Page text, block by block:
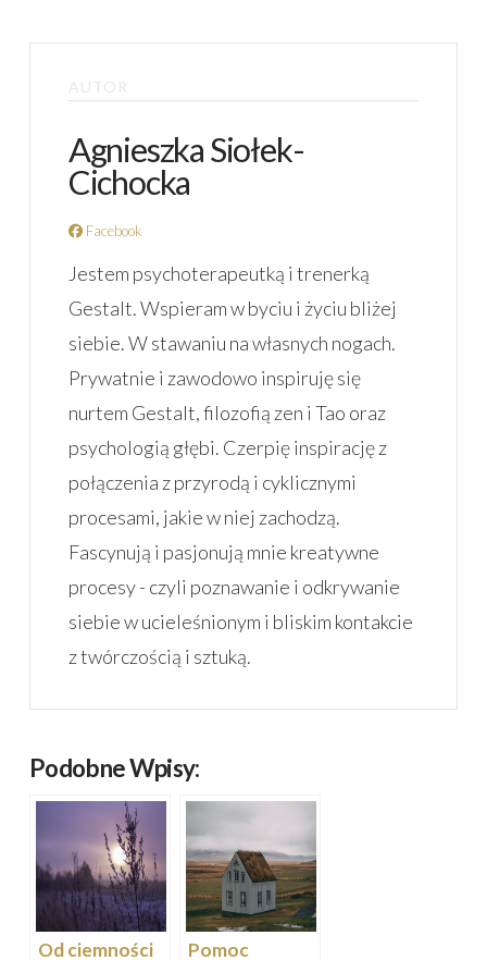
AUTOR
Agnieszka Siołek-
Cichocka
Facebook
Jestem psychoterapeutką i trenerką
Gestalt. Wspieram w byciu i życiu bliżej
siebie. W stawaniu na własnych nogach.
Prywatnie i zawodowo inspiruję się
nurtem Gestalt, filozofią zen i Tao oraz
psychologią głębi. Czerpię inspirację z
połączenia z przyrodą i cyklicznymi
procesami, jakie w niej zachodzą.
Fascynują i pasjonują mnie kreatywne
procesy - czyli poznawanie i odkrywanie
siebie w ucieleśnionym i bliskim kontakcie
z twórczością i sztuką.
Podobne Wpisy:
Od ciemności
Pomoc